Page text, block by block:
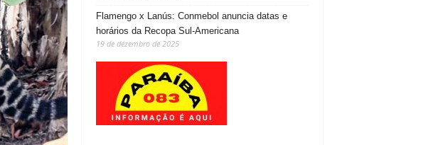
Flamengo x Lanús: Conmebol anuncia datas e
horários da Recopa Sul-Americana
19 de dezembro de 2025